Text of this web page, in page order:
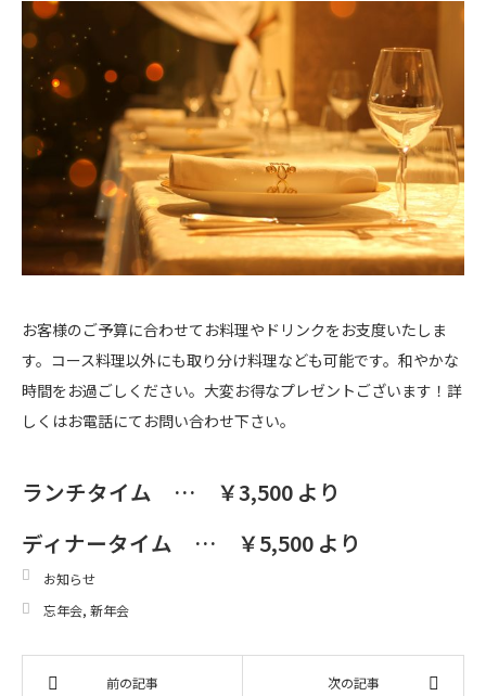
お客様のご予算に合わせてお料理やドリンクをお支度いたしま
す。コース料理以外にも取り分け料理なども可能です。和やかな
時間をお過ごしください。大変お得なプレゼントございます！詳
しくはお電話にてお問い合わせ下さい。
ランチタイム … ￥3,500 より
ディナータイム … ￥5,500 より
お知らせ
忘年会, 新年会
前の記事 次の記事